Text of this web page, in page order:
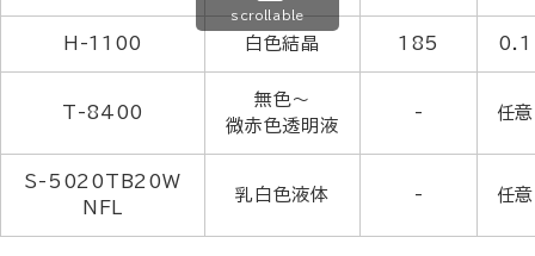
H-1100 白色結晶 185 0.1
T-8400
無色～
微赤色透明液
- 任意
S-5020TB20W
NFL
乳白色液体 - 任意
scrollable